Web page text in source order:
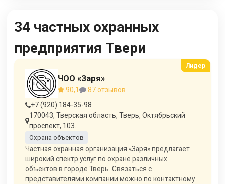
34 частных охранных
предприятия Твери
ЧОО «Заря»
90,1
87 отзывов
+7 (920) 184-35-98
170043, Тверская область, Тверь, Октябрьский
проспект, 103.
Охрана объектов
Частная охранная организация «Заря» предлагает
широкий спектр услуг по охране различных
объектов в городе Тверь. Связаться с
представителями компании можно по контактному